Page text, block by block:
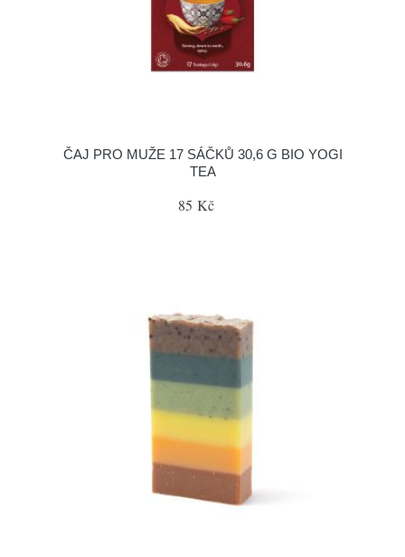
ČAJ PRO MUŽE 17 SÁČKŮ 30,6 G BIO YOGI
TEA
85 Kč